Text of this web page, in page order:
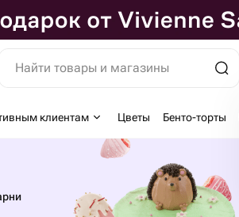
Найти товары и магазины
клиентам Цветы Бенто-торты